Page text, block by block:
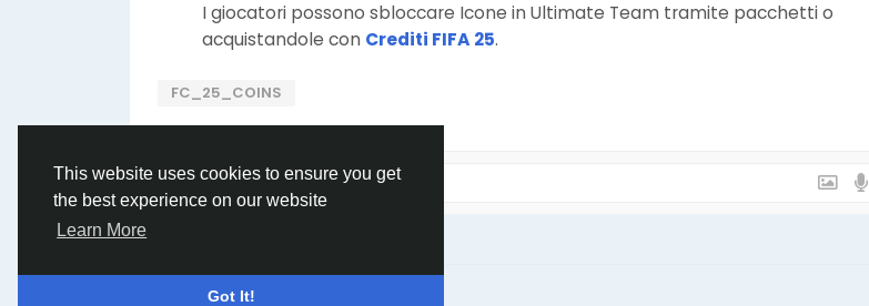
This website uses cookies to ensure you get
the best experience on our website
Learn More
Got It!
I giocatori possono sbloccare Icone in Ultimate Team tramite pacchetti o
acquistandole con Crediti FIFA 25.
FC_25_COINS
© 2026 Humans and Slaves